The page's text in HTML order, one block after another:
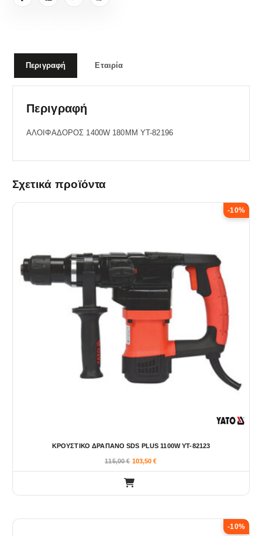
Περιγραφή Εταιρία
Περιγραφή
ΑΛΟΙΦΑΔΟΡΟΣ 1400W 180ΜΜ YT-82196
Σχετικά προϊόντα
-10%
ΚΡΟΥΣΤΙΚΟ ΔΡΑΠΑΝΟ SDS PLUS 1100W YT-82123
115,00€ 103,50€
-10%